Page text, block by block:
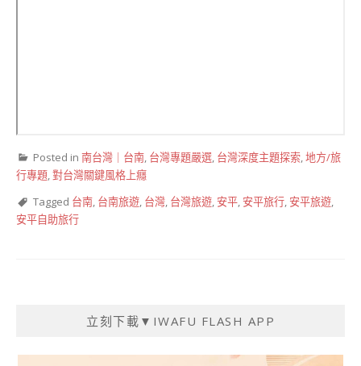
Posted in 南台灣｜台南, 台灣專題嚴選, 台灣深度主題探索,地方/旅
行專題,對台灣關鍵風格上癮
Tagged 台南, 台南旅遊, 台灣, 台灣旅遊, 安平, 安平旅行, 安平旅遊,
安平自助旅行
立刻下載▼IWAFU FLASH APP